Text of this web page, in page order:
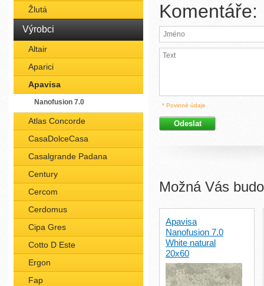
Žlutá
Výrobci
Altair
Aparici
Apavisa
Nanofusion 7.0
Atlas Concorde
CasaDolceCasa
Casalgrande Padana
Century
Cercom
Cerdomus
Cipa Gres
Cotto D Este
Ergon
Fap
Komentáře:
* Povinné údaje
Možná Vás
Apavisa
Nanofusion 7.0
White natural
20x60